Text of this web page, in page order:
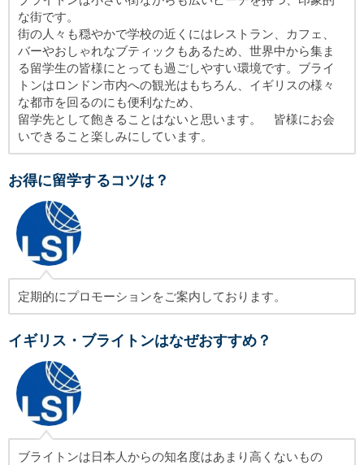
な街です。
街の人々も穏やかで学校の近くにはレストラン、カフェ、
バーやおしゃれなブティックもあるため、世界中から集ま
る留学生の皆様にとっても過ごしやすい環境です。ブライ
トンはロンドン市内への観光はもちろん、イギリスの様々
な都市を回るのにも便利なため、
留学先として飽きることはないと思います。 皆様にお会
いできること楽しみにしています。
お得に留学するコツは？
定期的にプロモーションをご案内しております。
イギリス・ブライトンはなぜおすすめ？
ブライトンは日本人からの知名度はあまり高くないもの